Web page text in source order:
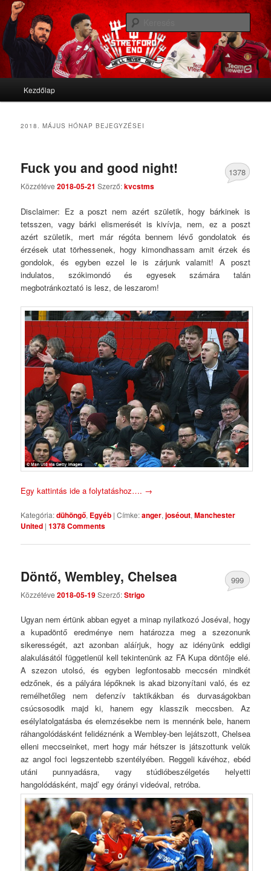
Stretford End
We'll never die
Tovább az elsődleges tartalomra
Tovább a másodlagos tartalomra
Kezdőlap
2018. MÁJUS HÓNAP BEJEGYZÉSEI
Fuck you and good night!
Közzétéve2018-05-21 Szerző:kvcstms
1378
Disclaimer: Ez a poszt nem azért születik, hogy bárkinek is
tetsszen, vagy bárki elismerését is kivívja, nem, ez a poszt
azért születik, mert már régóta bennem lévő gondolatok és
érzések utat törhessenek, hogy kimondhassam amit érzek és
gondolok, és egyben ezzel le is zárjunk valamit! A poszt
indulatos, szókimondó és egyesek számára talán
megbotránkoztató is lesz, de leszarom!
Egy kattintás ide a folytatáshoz…. →
Kategória:dühöngő, Egyéb |Címke:anger,joséout,Manchester
United |1378 Comments
Döntő, Wembley, Chelsea
Közzétéve2018-05-19Szerző:Strigo
999
Ugyan nem értünk abban egyet a minap nyilatkozó Joséval, hogy
a kupadöntő eredménye nem határozza meg a szezonunk
sikerességét, azt azonban aláírjuk, hogy az idényünk eddigi
alakulásától függetlenül kell tekintenünk az FA Kupa döntője elé.
A szezon utolsó, és egyben legfontosabb meccsén mindkét
edzőnek, és a pályára lépőknek is akad bizonyítani való, és ez
remélhetőleg nem defenzív taktikákban és durvaságokban
csúcsosodik majd ki, hanem egy klasszik meccsben. Az
esélylatolgatásba és elemzésekbe nem is mennénk bele, hanem
ráhangolódásként felidéznénk a Wembley-ben lejátszott, Chelsea
elleni meccseinket, mert hogy már hétszer is játszottunk velük
az angol foci legszentebb szentélyében. Reggeli kávéhoz, ebéd
utáni punnyadásra, vagy stúdióbeszélgetés helyetti
hangolódásként, majd’ egy órányi videóval, retróba.